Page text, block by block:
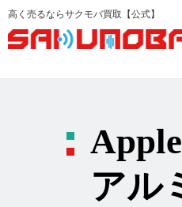
高く売るならサクモバ買取【公式】
アル